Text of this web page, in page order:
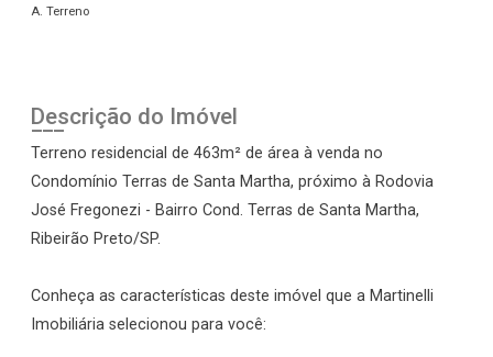
A. Terreno
Descrição do Imóvel
Terreno residencial de 463m² de área à venda no
Condomínio Terras de Santa Martha, próximo à Rodovia
José Fregonezi - Bairro Cond. Terras de Santa Martha,
Ribeirão Preto/SP.
Conheça as características deste imóvel que a Martinelli
Imobiliária selecionou para você: